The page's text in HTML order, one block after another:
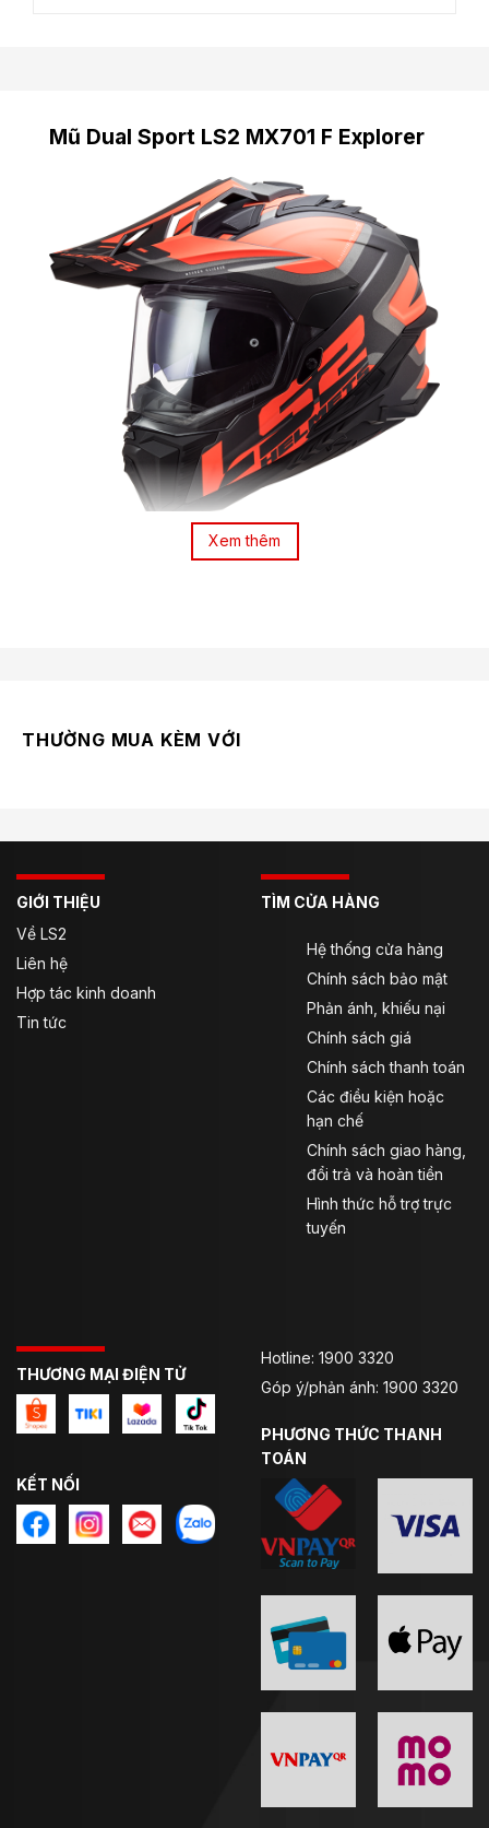
Mũ Dual Sport LS2 MX701 F Explorer
Mũ cào cào LS2 MX701 F Explorer là một trong những
dòng mũ touring mới nhất từ thương hiệu LS2 Helmets
Được làm từ chất liệu sợi thuỷ tinh (HPFC) cao cấp với
Vỏ có trọng lượng 1380±50g không bao gồm phụ kiện.
Đạt tiêu chuẩn ECE22.05 Châu Âu, DOT Mỹ và QCVN
An toàn
Mút xốp EPS nén mật độ cao đảm bảo an toàn.
Khóa Micro-lock chắc chắn
Trang bị nút khóa kính và hệ thống tháo lót khẩn cấp
Xem thêm
THƯỜNG MUA KÈM VỚI
GIỚI THIỆU
Về LS2
Liên hệ
Hợp tác kinh doanh
Tin tức
TÌM CỬA HÀNG
Hệ thống cửa hàng
Chính sách bảo mật
Phản ánh, khiếu nại
Chính sách giá
Chính sách thanh toán
Các điều kiện hoặc
hạn chế
Chính sách giao hàng,
đổi trả và hoàn tiền
Hình thức hỗ trợ trực
tuyến
THƯƠNG MẠI ĐIỆN TỬ
KẾT NỐI
Hotline: 1900 3320
Góp ý/phản ánh: 1900 3320
PHƯƠNG THỨC THANH
TOÁN